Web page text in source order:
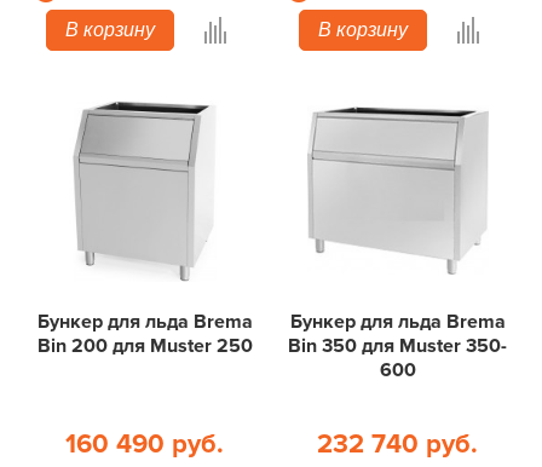
В корзину
В корзину
Бункер для льда Brema
Bin 200 для Muster 250
160 490 руб.
Бункер для льда Brema
Bin 350 для Muster 350-
600
232 740 руб.